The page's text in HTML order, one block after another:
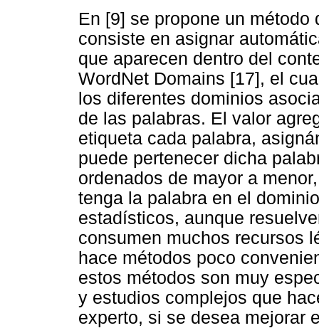
En [9] se propone un
consiste en asignar
que aparecen dentro del
WordNet Domains [17], el
los diferentes dominios
de las palabras. El valor
etiqueta cada palabra,
puede pertenecer dicha
ordenados de mayor a
tenga la palabra en el
estadísticos, aunque
consumen muchos recursos
hace métodos poco
estos métodos son muy
y estudios complejos que
experto, si se desea mejorar